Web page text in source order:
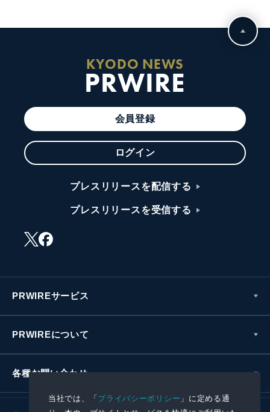
当社では、「プライバシーポリシー 」に定める通
KYODO NEWS
PRWIRE
会員登録
ログイン
プレスリリースを配信する
プレスリリースを受信する
PRWIREサービス
PRWIREについて
各種お問い合わせ